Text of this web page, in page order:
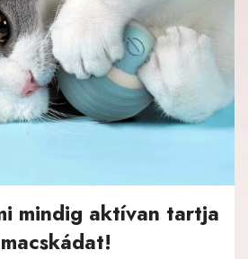
mindig aktívan tartja